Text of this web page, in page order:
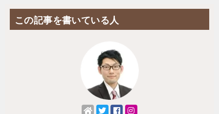
この記事を書いている人